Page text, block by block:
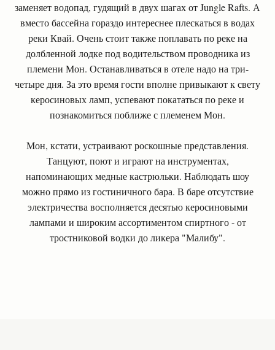
заменяет водопад, гудящий в двух шагах от Jungle Rafts. А
вместо бассейна гораздо интереснее плескаться в водах
реки Квай. Очень стоит также поплавать по реке на
долбленной лодке под водительством проводника из
племени Мон. Останавливаться в отеле надо на три-
четыре дня. За это время гости вполне привыкают к свету
керосиновых ламп, успевают покататься по реке и
познакомиться поближе с племенем Мон.
Мон, кстати, устраивают роскошные представления.
Танцуют, поют и играют на инструментах,
напоминающих медные кастрюльки. Наблюдать шоу
можно прямо из гостиничного бара. В баре отсутствие
электричества восполняется десятью керосиновыми
лампами и широким ассортиментом спиртного - от
тростниковой водки до ликера "Малибу".